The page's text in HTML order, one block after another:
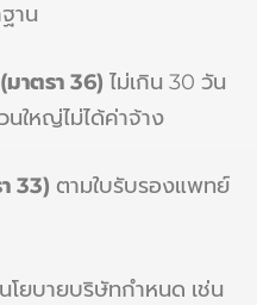
าน
าตรา 36) ไม่เกิน 30 วัน
ใหญ่ไม่ได้ค่าจ้าง
33) ตามใบรับรองแพทย์
นโยบายบริษัทกำหนด เช่น